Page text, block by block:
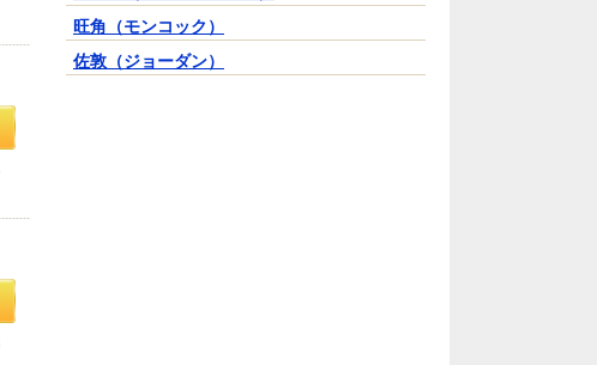
旺角（モンコック）
佐敦（ジョーダン）